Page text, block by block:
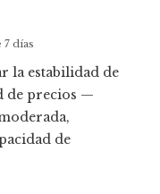
7 días
la estabilidad de
de precios —
de